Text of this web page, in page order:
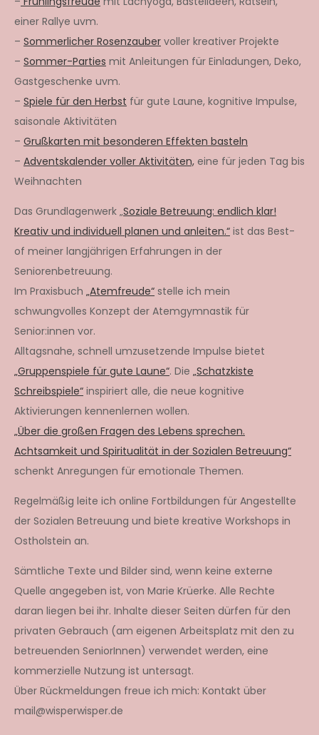
einer Rallye uvm.
– Sommerlicher Rosenzauber voller kreativer Projekte
– Sommer-Parties mit Anleitungen für Einladungen, Deko,
Gastgeschenke uvm.
– Spiele für den Herbst für gute Laune, kognitive Impulse,
saisonale Aktivitäten
– Grußkarten mit besonderen Effekten basteln
– Adventskalender voller Aktivitäten, eine für jeden Tag bis
Weihnachten
Das Grundlagenwerk „Soziale Betreuung: endlich klar!
Kreativ und individuell planen und anleiten.“ ist das Best-
of meiner langjährigen Erfahrungen in der
Seniorenbetreuung.
Im Praxisbuch „Atemfreude“ stelle ich mein
schwungvolles Konzept der Atemgymnastik für
Senior:innen vor.
Alltagsnahe, schnell umzusetzende Impulse bietet
„Gruppenspiele für gute Laune“. Die „Schatzkiste
Schreibspiele“ inspiriert alle, die neue kognitive
Aktivierungen kennenlernen wollen.
„Über die großen Fragen des Lebens sprechen.
Achtsamkeit und Spiritualität in der Sozialen Betreuung“
schenkt Anregungen für emotionale Themen.
Regelmäßig leite ich online Fortbildungen für Angestellte
der Sozialen Betreuung und biete kreative Workshops in
Ostholstein an.
Sämtliche Texte und Bilder sind, wenn keine externe
Quelle angegeben ist, von Marie Krüerke. Alle Rechte
daran liegen bei ihr. Inhalte dieser Seiten dürfen für den
privaten Gebrauch (am eigenen Arbeitsplatz mit den zu
betreuenden SeniorInnen) verwendet werden, eine
kommerzielle Nutzung ist untersagt.
Über Rückmeldungen freue ich mich: Kontakt über
mail@wisperwisper.de